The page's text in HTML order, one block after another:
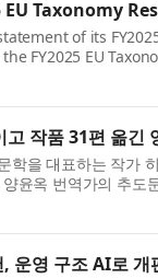
EU Taxonomy
of its
FY2025 EU
the previously
작품 31편 옮긴
학을 대표하는 작가
윤옥 번역가의 추도
남긴 작품 중 31편
운영 구조 AI로 개